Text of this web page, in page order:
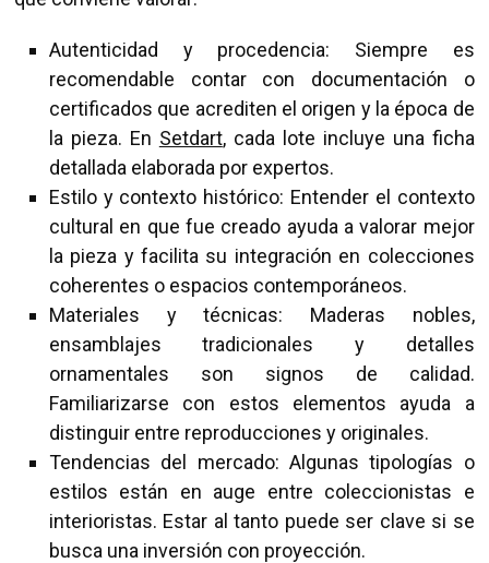
Autenticidad y procedencia: Siempre es
recomendable contar con documentación o
certificados que acrediten el origen y la época de
la pieza. En Setdart, cada lote incluye una ficha
detallada elaborada por expertos.
Estilo y contexto histórico: Entender el contexto
cultural en que fue creado ayuda a valorar mejor
la pieza y facilita su integración en colecciones
coherentes o espacios contemporáneos.
Materiales y técnicas: Maderas nobles,
ensamblajes tradicionales y detalles
ornamentales son signos de calidad.
Familiarizarse con estos elementos ayuda a
distinguir entre reproducciones y originales.
Tendencias del mercado: Algunas tipologías o
estilos están en auge entre coleccionistas e
interioristas. Estar al tanto puede ser clave si se
busca una inversión con proyección.